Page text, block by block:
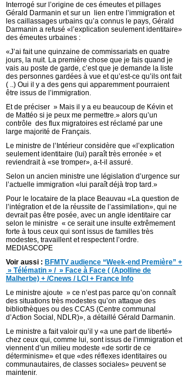
Interrogé sur l’origine de ces émeutes et pillages
Gérald Darmanin et sur un lien entre l’immigration et
les caillassages urbains qu’a connus le pays, Gérald
Darmanin a refusé «l’explication seulement identitaire»
des émeutes urbaines :
«J’ai fait une quinzaine de commissariats en quatre
jours, la nuit. La première chose que je fais quand je
vais au poste de garde, c’est que je demande la liste
des personnes gardées à vue et qu’est-ce qu’ils ont fait
( ..) Oui il y a des gens qui apparemment pourraient
être issus de l’immigration.
Et de préciser » Mais il y a eu beaucoup de Kévin et
de Mattéo si je peux me permettre.» alors qu’un
contrôle des flux migratoires est réclamé par une
large majorité de Français.
Le ministre de l’Intérieur considère que «l’explication
seulement identitaire (lui) paraît très erronée » et
reviendrait à «se tromper», a-t-il assuré.
Selon un ancien ministre une législation d’urgence sur
l’actuelle immigration «lui paraît déjà trop tard.»
Pour le locataire de la place Beauvau «La question de
l’intégration et de la réussite de l’assimilation», qui ne
devrait pas être posée, avec un angle identitaire car
selon le ministre « ce serait une insulte extrêmement
forte à tous ceux qui sont issus de familles très
modestes, travaillent et respectent l’ordre.
MEDIASCOPE
Voir aussi : BFMTV audience “Week-end Première” +
» Télématin » / » Face à Face ( (Apolline de
Malherbe) + /Cnews / LCI + France Info
Le ministre ajoute » ce n’est pas parce qu’on connaît
des situations très modestes qu’on attaque des
bibliothèques ou des CCAS (Centre communal
d’Action Social, NDLR)», a détaillé Gérald Darmanin.
Le ministre a fait valoir qu’il y «a une part de liberté»
chez ceux qui, comme lui, sont issus de l’immigration et
viennent d’un milieu modeste «de sortir de ce
déterminisme» et que «des réflexes identitaires ou
communautaires, de classes sociales» peuvent se
maintenir.